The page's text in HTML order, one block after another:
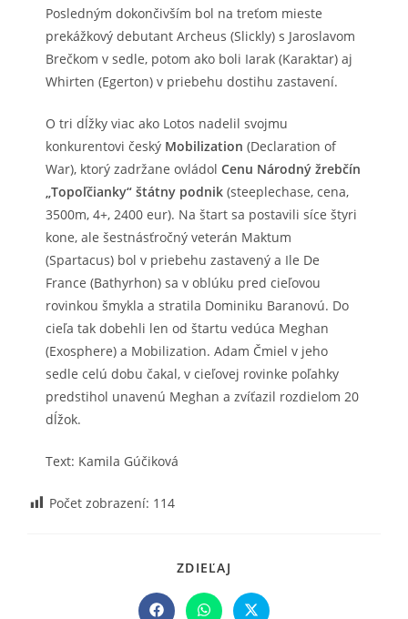
Posledným dokončivším bol na treťom mieste
prekážkový debutant Archeus (Slickly) s Jaroslavom
Brečkom v sedle, potom ako boli Iarak (Karaktar) aj
Whirten (Egerton) v priebehu dostihu zastavení.
O tri dĺžky viac ako Lotos nadelil svojmu
konkurentovi český Mobilization (Declaration of
War), ktorý zadržane ovládol Cenu Národný žrebčín
„Topoľčianky“ štátny podnik (steeplechase, cena,
3500m, 4+, 2400 eur). Na štart sa postavili síce štyri
kone, ale šestnásťročný veterán Maktum
(Spartacus) bol v priebehu zastavený a Ile De
France (Bathyrhon) sa v oblúku pred cieľovou
rovinkou šmykla a stratila Dominiku Baranovú. Do
cieľa tak dobehli len od štartu vedúca Meghan
(Exosphere) a Mobilization. Adam Čmiel v jeho
sedle celú dobu čakal, v cieľovej rovinke poľahky
predstihol unavenú Meghan a zvíťazil rozdielom 20
dĺžok.
Text: Kamila Gúčiková
Počet zobrazení: 114
ZDIEĽAJ
CONTENT
Opens
Opens Opens